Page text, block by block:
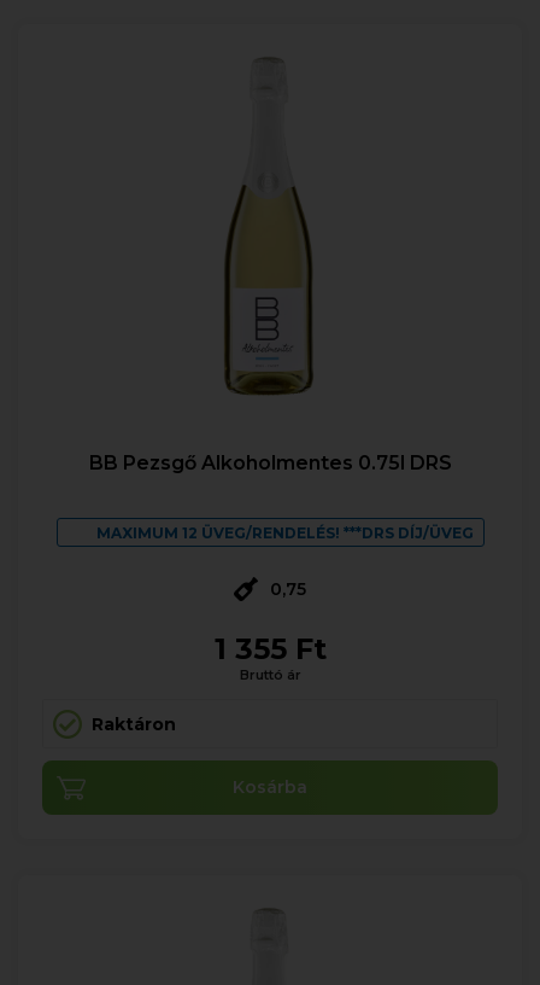
BB Pezsgő Alkoholmentes 0.75l DRS
MAXIMUM 12 ÜVEG/RENDELÉS! ***DRS DÍJ/ÜVEG
0,75
1 355 Ft
Bruttó ár
Raktáron
Kosárba